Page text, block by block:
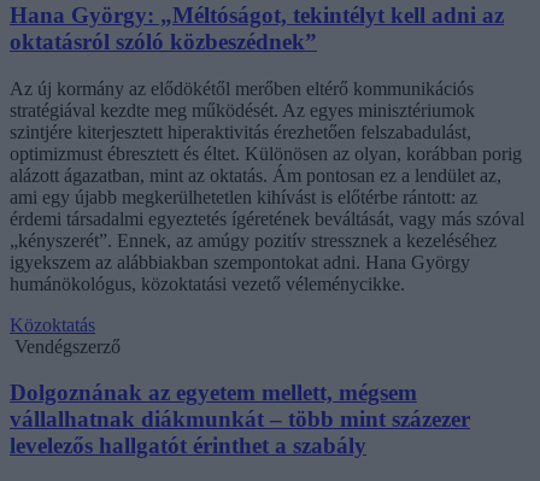
Hana György: „Méltóságot, tekintélyt kell adni az
oktatásról szóló közbeszédnek”
Az új kormány az elődökétől merőben eltérő kommunikációs
stratégiával kezdte meg működését. Az egyes minisztériumok
szintjére kiterjesztett hiperaktivitás érezhetően felszabadulást,
optimizmust ébresztett és éltet. Különösen az olyan, korábban porig
alázott ágazatban, mint az oktatás. Ám pontosan ez a lendület az,
ami egy újabb megkerülhetetlen kihívást is előtérbe rántott: az
érdemi társadalmi egyeztetés ígéretének beváltását, vagy más szóval
„kényszerét”. Ennek, az amúgy pozitív stressznek a kezeléséhez
igyekszem az alábbiakban szempontokat adni. Hana György
humánökológus, közoktatási vezető véleménycikke.
Közoktatás
Vendégszerző
Dolgoznának az egyetem mellett, mégsem
vállalhatnak diákmunkát – több mint százezer
levelezős hallgatót érinthet a szabály